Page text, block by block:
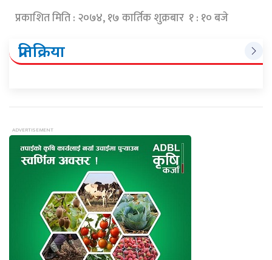
प्रकाशित मिति : २०७४, १७ कार्तिक शुक्रबार १ : १० बजे
प्रतिक्रिया